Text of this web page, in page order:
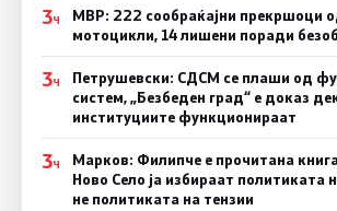
3Ч
МВР: 222 сообраќајни прекршоци
мотоцикли, 14 лишени поради
3Ч
Петрушевски: СДСМ се плаши од
систем, „Безбеден град“ е доказ
институциите функционираат
3Ч
Марков: Филипче е прочитана
Ново Село ја избираат политиката
не политиката на тензии